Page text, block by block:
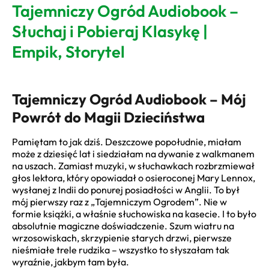
Tajemniczy Ogród Audiobook –
Słuchaj i Pobieraj Klasykę |
Empik, Storytel
Tajemniczy Ogród Audiobook – Mój
Powrót do Magii Dzieciństwa
Pamiętam to jak dziś. Deszczowe popołudnie, miałam
może z dziesięć lat i siedziałam na dywanie z walkmanem
na uszach. Zamiast muzyki, w słuchawkach rozbrzmiewał
głos lektora, który opowiadał o osieroconej Mary Lennox,
wysłanej z Indii do ponurej posiadłości w Anglii. To był
mój pierwszy raz z „Tajemniczym Ogrodem”. Nie w
formie książki, a właśnie słuchowiska na kasecie. I to było
absolutnie magiczne doświadczenie. Szum wiatru na
wrzosowiskach, skrzypienie starych drzwi, pierwsze
nieśmiałe trele rudzika – wszystko to słyszałam tak
wyraźnie, jakbym tam była.